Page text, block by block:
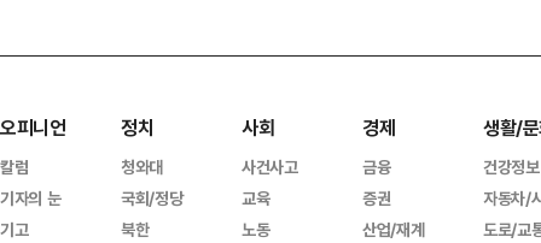
오피니언
칼럼
기자의 눈
기고
정치
청와대
국회/정당
북한
사회
사건사고
교육
노동
경제
금융
증권
산업/재계
생활/
건강정보
자동차/
도로/교